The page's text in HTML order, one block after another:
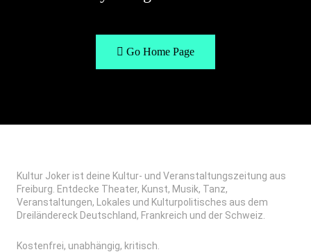
Go Home Page
Kultur Joker ist deine Kultur- und Veranstaltungszeitung aus
Freiburg. Entdecke Theater, Kunst, Musik, Tanz,
Veranstaltungen, Lokales und Kulturpolitisches aus dem
Dreiländereck Deutschland, Frankreich und der Schweiz.
Kostenfrei, unabhängig, kritisch.